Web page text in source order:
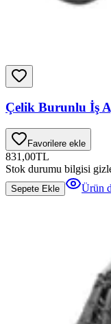
Çelik Burunlu İş
Favorilere ekle
831,00TL
Stok durumu bilgisi
Sepete Ekle Ürün